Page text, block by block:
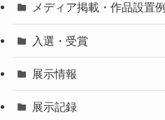
メディア掲載・作品設置例
入選・受賞
展示情報
展示記録